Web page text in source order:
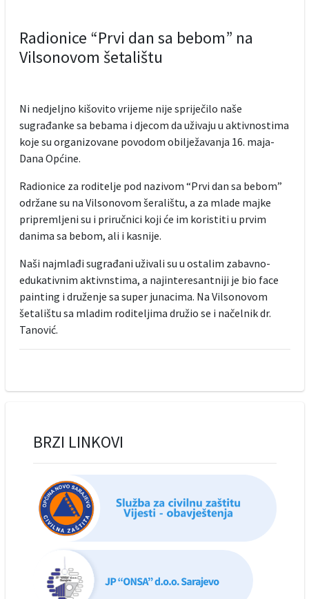
Radionice “Prvi dan sa bebom” na
Vilsonovom šetalištu
Ni nedjeljno kišovito vrijeme nije spriječilo naše
sugrađanke sa bebama i djecom da uživaju u aktivnostima
koje su organizovane povodom obilježavanja 16. maja-
Dana Općine.
Radionice za roditelje pod nazivom “Prvi dan sa bebom”
održane su na Vilsonovom šeralištu, a za mlade majke
pripremljeni su i priručnici koji će im koristiti u prvim
danima sa bebom, ali i kasnije.
Naši najmlađi sugrađani uživali su u ostalim zabavno-
edukativnim aktivnstima, a najinteresantniji je bio face
painting i druženje sa super junacima. Na Vilsonovom
šetalištu sa mladim roditeljima družio se i načelnik dr.
Tanović.
BRZI LINKOVI